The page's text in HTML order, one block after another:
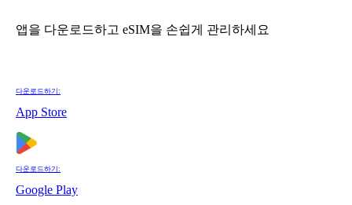
앱을 다운로드하고 eSIM을 손쉽게 관리하세요
다운로드하기:
App Store
다운로드하기:
Google Play